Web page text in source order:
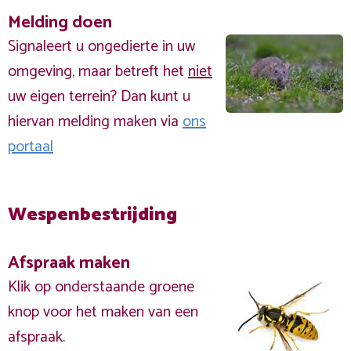
Melding doen
Signaleert u ongedierte in uw
omgeving, maar betreft hetniet
uw eigen terrein? Dan kunt u
hiervan melding maken viaons
portaal
Wespenbestrijding
Afspraak maken
Klik op onderstaande groene
knop voor het maken van een
afspraak.